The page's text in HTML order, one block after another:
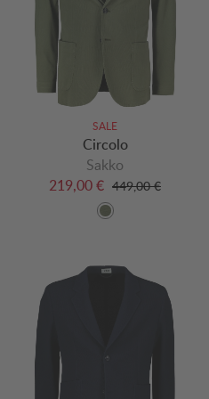
SALE
Circolo
Sakko
219,00 € 449,00 €